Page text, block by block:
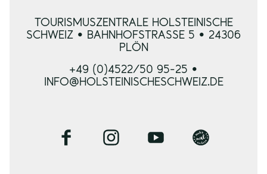
TOURISMUSZENTRALE HOLSTEINISCHE
SCHWEIZ • BAHNHOFSTRASSE 5 • 24306 P
LÖN
+49 (0)4522/50 95-25 •
INFO@HOLSTEINISCHESCHWEIZ.DE
F
I
Y
B